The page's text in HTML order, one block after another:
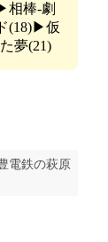
相棒-劇
(18)▶仮
夢(21)
電鉄の萩原